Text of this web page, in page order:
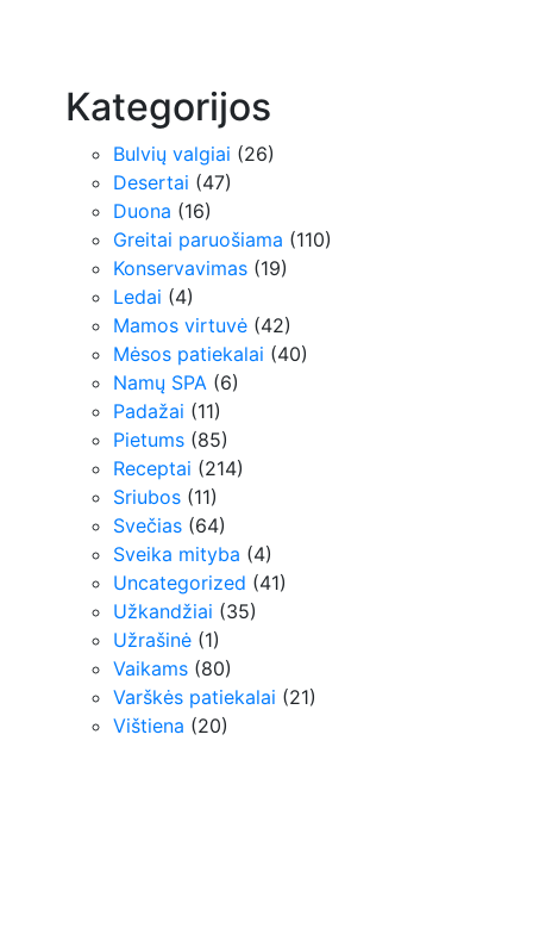
Kategorijos
Bulvių valgiai (26)
Desertai (47)
Duona (16)
Greitai paruošiama (110)
Konservavimas (19)
Ledai (4)
Mamos virtuvė (42)
Mėsos patiekalai (40)
Namų SPA (6)
Padažai (11)
Pietums (85)
Receptai (214)
Sriubos (11)
Svečias (64)
Sveika mityba (4)
Uncategorized (41)
Užkandžiai (35)
Užrašinė (1)
Vaikams (80)
Varškės patiekalai (21)
Vištiena (20)